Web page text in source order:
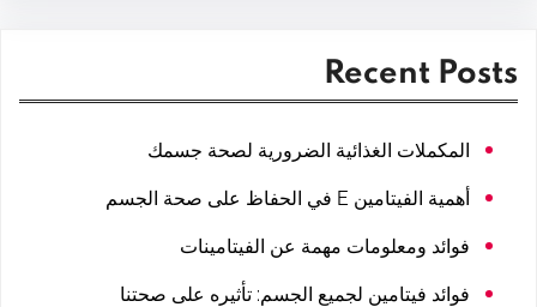
Recent Posts
المكملات الغذائية الضرورية لصحة جسمك
أهمية الفيتامين E في الحفاظ على صحة الجسم
فوائد ومعلومات مهمة عن الفيتامينات
فوائد فيتامين لجميع الجسم: تأثيره على صحتنا